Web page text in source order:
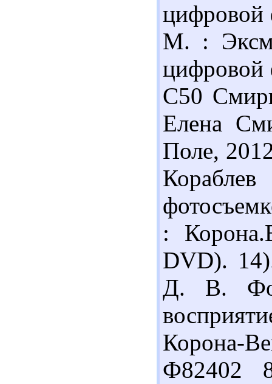
цифровой
М. :
цифровой
С50
Елена
Поле,
:
DVD).
Д. В.
Корона-
Ф82402